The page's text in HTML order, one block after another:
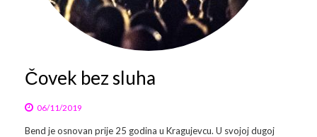
Čovek bez sluha
06/11/2019
Bend je osnovan prije 25 godina u Kragujevcu. U svojoj dugoj